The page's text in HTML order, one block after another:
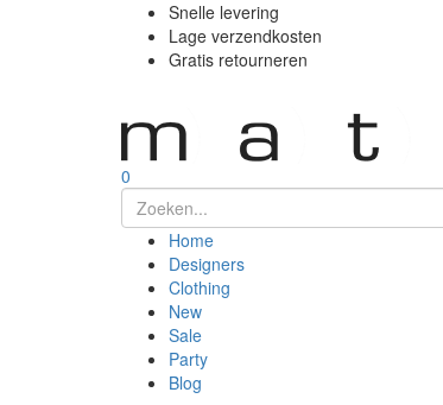
Snelle levering
Lage verzendkosten
Gratis retourneren
0
Home
Designers
Clothing
New
Sale
Party
Blog